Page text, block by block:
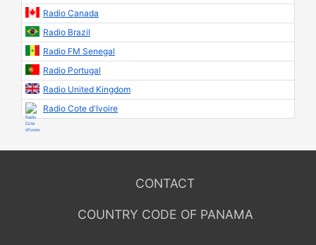
Radio Canada
Radio Brazil
Radio FM Senegal
Radio Portugal
Radio United Kingdom
Radio Cote d'Ivoire
CONTACT
COUNTRY CODE OF PANAMA